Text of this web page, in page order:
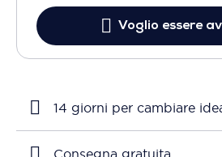
Voglio essere
14 giorni per cambiare
Consegna gratuita